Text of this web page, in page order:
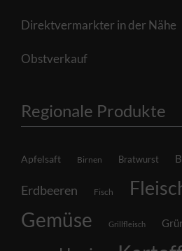
Direktvermarkter in der Nähe
Obstverkauf
Regionale Produkte
Apfelsaft Birnen Bratwurst
Erdbeeren Fisch
Gemüse Grillfleisch